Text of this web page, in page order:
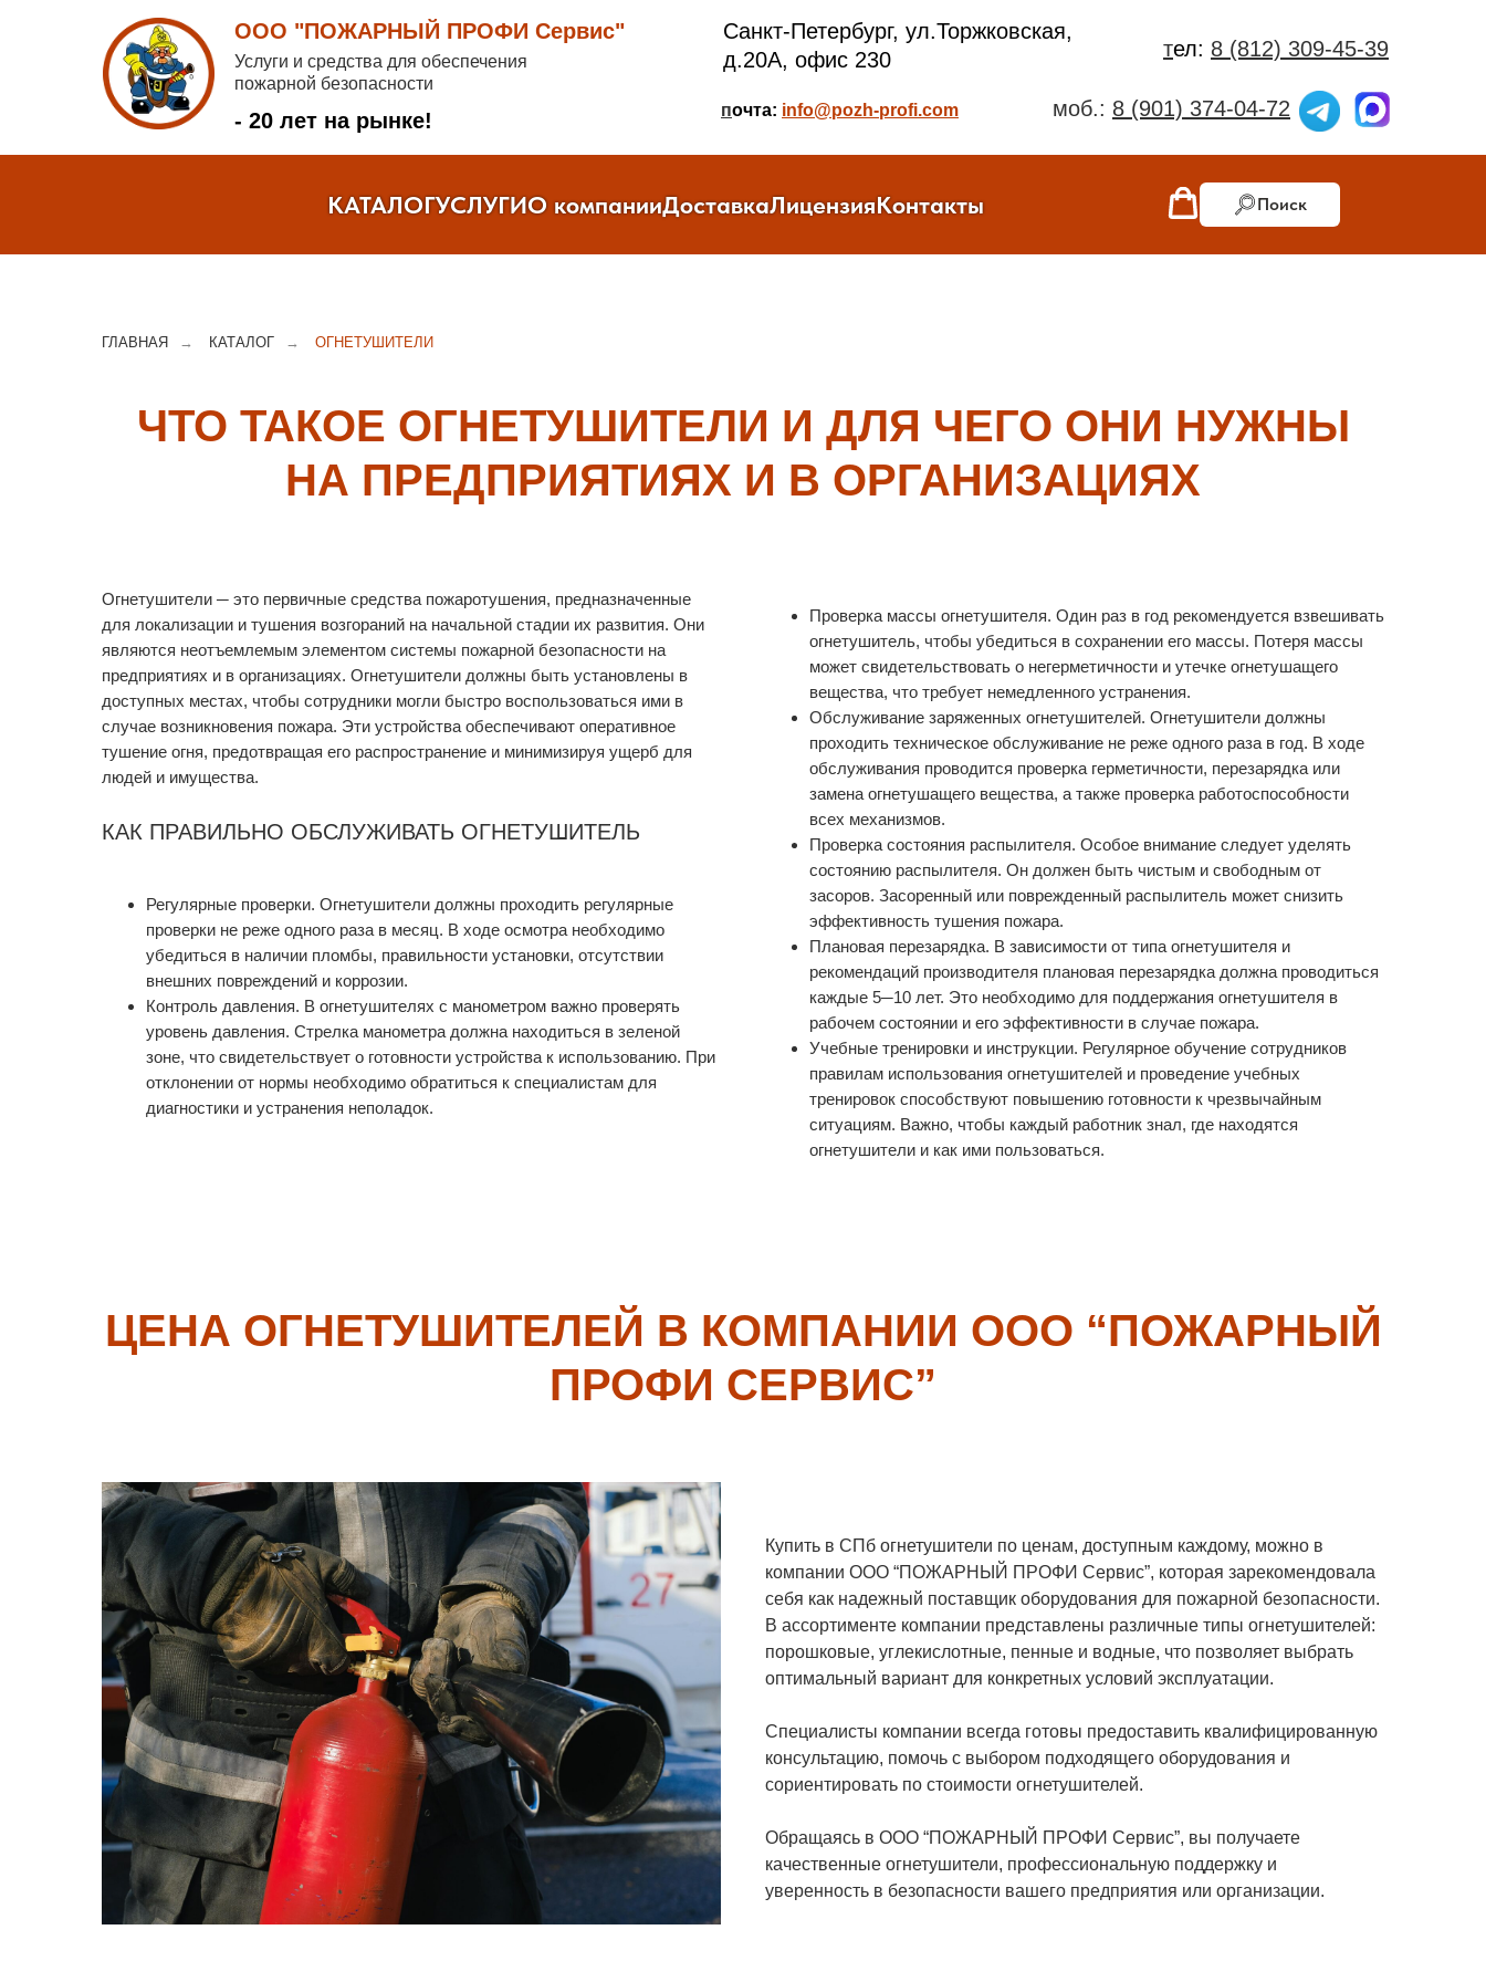
Услуги и средства для обеспечения
пожарной безопасности
- 20 лет на рынке!
Санкт-Петербург, ул.Торжковская,
д.20А, офис 230
ООО "ПОЖАРНЫЙ ПРОФИ Сервис"
почта: info@pozh-profi.com
тел: 8 (812) 309-45-39
моб.: 8 (901) 374-04-72
КАТАЛОГУСЛУГИО компанииДоставкаЛицензияКонтакты Поиск
ГЛАВНАЯ → КАТАЛОГ → ОГНЕТУШИТЕЛИ
ЧТО ТАКОЕ ОГНЕТУШИТЕЛИ И ДЛЯ ЧЕГО ОНИ НУЖНЫ
НА ПРЕДПРИЯТИЯХ И В ОРГАНИЗАЦИЯХ
Огнетушители ─ это первичные средства пожаротушения, предназначенные
для локализации и тушения возгораний на начальной стадии их развития. Они
являются неотъемлемым элементом системы пожарной безопасности на
предприятиях и в организациях. Огнетушители должны быть установлены в
доступных местах, чтобы сотрудники могли быстро воспользоваться ими в
случае возникновения пожара. Эти устройства обеспечивают оперативное
тушение огня, предотвращая его распространение и минимизируя ущерб для
людей и имущества.
КАК ПРАВИЛЬНО ОБСЛУЖИВАТЬ ОГНЕТУШИТЕЛЬ
Регулярные проверки. Огнетушители должны проходить регулярные
проверки не реже одного раза в месяц. В ходе осмотра необходимо
убедиться в наличии пломбы, правильности установки, отсутствии
внешних повреждений и коррозии.
Контроль давления. В огнетушителях с манометром важно проверять
уровень давления. Стрелка манометра должна находиться в зеленой
зоне, что свидетельствует о готовности устройства к использованию. При
отклонении от нормы необходимо обратиться к специалистам для
диагностики и устранения неполадок.
Проверка массы огнетушителя. Один раз в год рекомендуется взвешивать
огнетушитель, чтобы убедиться в сохранении его массы. Потеря массы
может свидетельствовать о негерметичности и утечке огнетушащего
вещества, что требует немедленного устранения.
Обслуживание заряженных огнетушителей. Огнетушители должны
проходить техническое обслуживание не реже одного раза в год. В ходе
обслуживания проводится проверка герметичности, перезарядка или
замена огнетушащего вещества, а также проверка работоспособности
всех механизмов.
Проверка состояния распылителя. Особое внимание следует уделять
состоянию распылителя. Он должен быть чистым и свободным от
засоров. Засоренный или поврежденный распылитель может снизить
эффективность тушения пожара.
Плановая перезарядка. В зависимости от типа огнетушителя и
рекомендаций производителя плановая перезарядка должна проводиться
каждые 5─10 лет. Это необходимо для поддержания огнетушителя в
рабочем состоянии и его эффективности в случае пожара.
Учебные тренировки и инструкции. Регулярное обучение сотрудников
правилам использования огнетушителей и проведение учебных
тренировок способствуют повышению готовности к чрезвычайным
ситуациям. Важно, чтобы каждый работник знал, где находятся
огнетушители и как ими пользоваться.
ЦЕНА ОГНЕТУШИТЕЛЕЙ В КОМПАНИИ ООО “ПОЖАРНЫЙ
ПРОФИ СЕРВИС”
Купить в СПб огнетушители по ценам, доступным каждому, можно в
компании ООО “ПОЖАРНЫЙ ПРОФИ Сервис”, которая зарекомендовала
себя как надежный поставщик оборудования для пожарной безопасности.
В ассортименте компании представлены различные типы огнетушителей:
порошковые, углекислотные, пенные и водные, что позволяет выбрать
оптимальный вариант для конкретных условий эксплуатации.
Специалисты компании всегда готовы предоставить квалифицированную
консультацию, помочь с выбором подходящего оборудования и
сориентировать по стоимости огнетушителей.
Обращаясь в ООО “ПОЖАРНЫЙ ПРОФИ Сервис”, вы получаете
качественные огнетушители, профессиональную поддержку и
уверенность в безопасности вашего предприятия или организации.